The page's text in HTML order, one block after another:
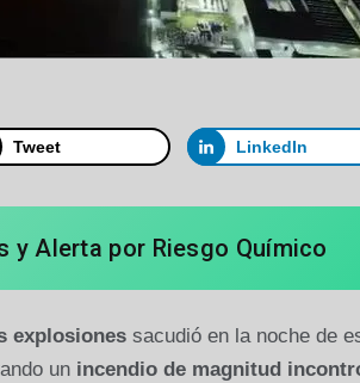
Tweet LinkedIn
y Alerta por Riesgo Químico
explosionessacudió en la noche de
un incendio de magnitud